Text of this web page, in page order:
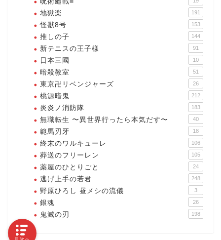
地獄楽 191
怪獣8号 153
推しの子 144
新テニスの王子様 91
日本三國 10
暗殺教室 51
東京卍リベンジャーズ 26
桃源暗鬼 212
炎炎ノ消防隊 183
無職転生 〜異世界行ったら本気だす〜 40
範馬刃牙 18
終末のワルキューレ 106
葬送のフリーレン 105
薬屋のひとりごと 24
逃げ上手の若君 248
野原ひろし 昼メシの流儀 3
銀魂 26
鬼滅の刃 198